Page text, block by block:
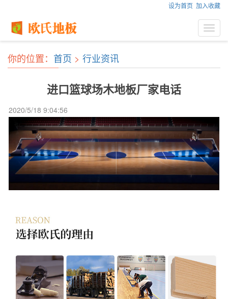
设为首页 加入收藏
你的位置： 首页 > 行业资讯
进口篮球场木地板厂家电话
2020/5/18 9:04:56